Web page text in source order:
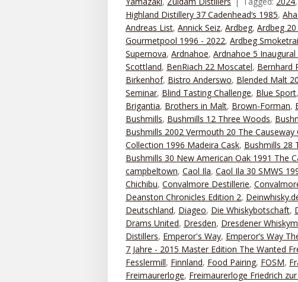
Highland Distillery 37 Cadenhead‘s 1985,
Andreas List, Annick Seiz, Ardbeg, Ardbeg
Gourmetpool 1996 - 2022, Ardbeg
Supernova, Ardnahoe, Ardnahoe 5 Inaugural
Scottland, BenRiach 22 Moscatel, Bernhard
Birkenhof, Bistro Anderswo, Blended Malt
Seminar, Blind Tasting Challenge, Blue Sport,
Brigantia, Brothers in Malt, Brown-Forman,
Bushmills, Bushmills 12 Three Woods,
Bushmills 2002 Vermouth 20 The Causeway
Collection 1996 Madeira Cask, Bushmills 28
Bushmills 30 New American Oak 1991 The
campbeltown, Caol Ila, Caol Ila 30 SMWS
Chichibu, Convalmore Destillerie,
Deanston Chronicles Edition 2,
Deutschland, Diageo, Die Whiskybotschaft,
Drams United, Dresden, Dresdener
Distillers, Emperor's Way, Emperor’s Way
7 Jahre - 2015 Master Edition The Wanted
Fesslermill, Finnland, Food Pairing, FOSM,
Freimaurerloge, Freimaurerloge Friedrich